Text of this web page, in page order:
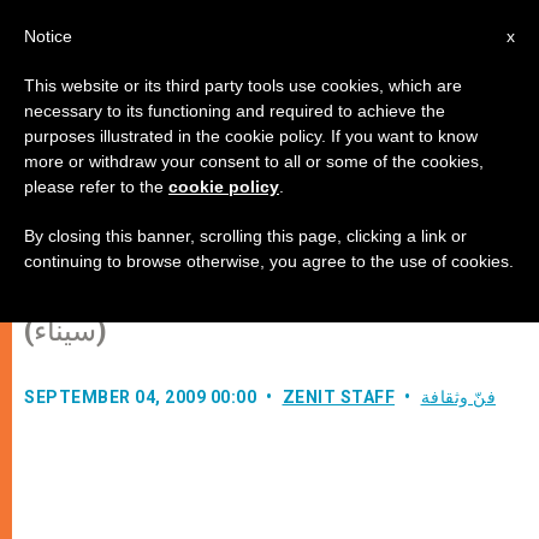
اكتشاف جزء من المخطوطة
السينائية عن طريق الصدفة
(سيناء)
SEPTEMBER 04, 2009 00:00 ZENIT STAFF فنّ وثقافة
x
Notice
This website or its third party tools use cookies, which are
necessary to its functioning and required to achieve the
purposes illustrated in the cookie policy. If you want to know
more or withdraw your consent to all or some of the cookies,
please refer to the cookie policy
By closing this banner, scrolling this page, clicking a link or
continuing to browse otherwise, you agree to the use of cookies.